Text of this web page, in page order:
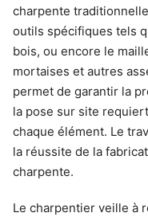
charpente
outils spécifiques tels
bois, ou encore le
mortaises et autres
permet de garantir la
la pose sur site
chaque élément. Le
la réussite de la
charpente.
Le charpentier veille à